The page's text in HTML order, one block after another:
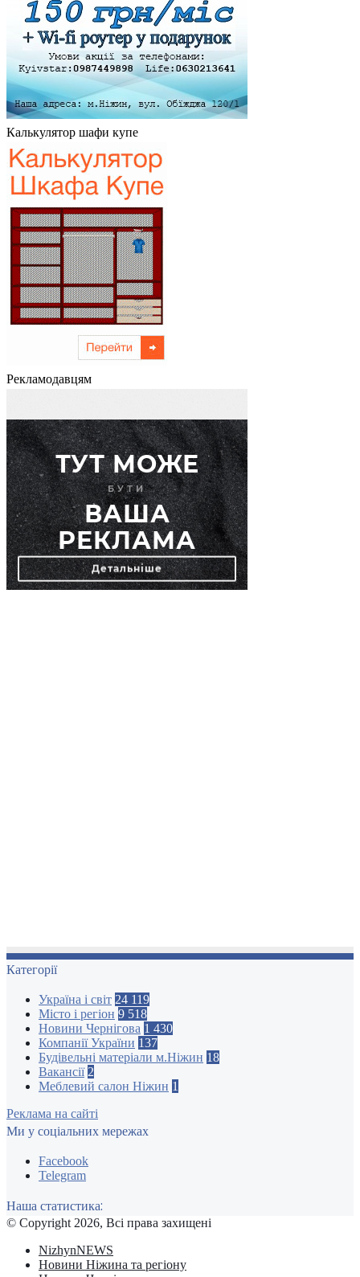
Калькулятор шафи купе
Рекламодавцям
Категорії
Україна і світ 24 119
Місто і регіон 9 518
Новини Чернігова 1 430
Компанії України 137
Будівельні матеріали м.Ніжин 18
Вакансії 2
Меблевий салон Ніжин 1
Реклама на сайті
Ми у соціальних мережах
Facebook
Telegram
Наша статистика:
© Copyright 2026, Всі права захищені
NizhynNEWS
Новини Ніжина та регіону